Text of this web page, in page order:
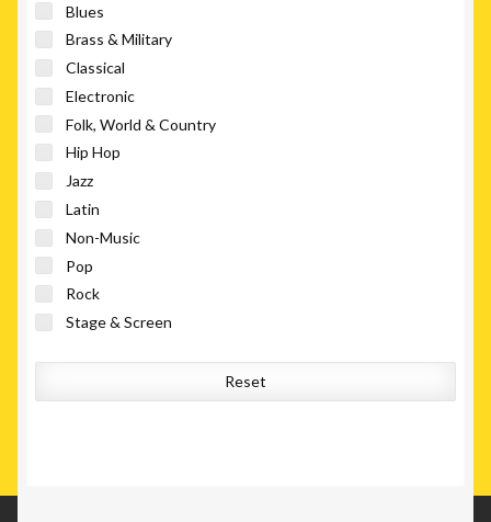
Blues
Brass & Military
Classical
Electronic
Folk, World & Country
Hip Hop
Jazz
Latin
Non-Music
Pop
Rock
Stage & Screen
Reset